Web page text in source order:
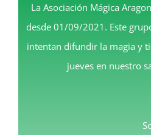
La Asociación Mágica
desde 01/09/2021. Este
intentan difundir la magia y
jueves en nuestro